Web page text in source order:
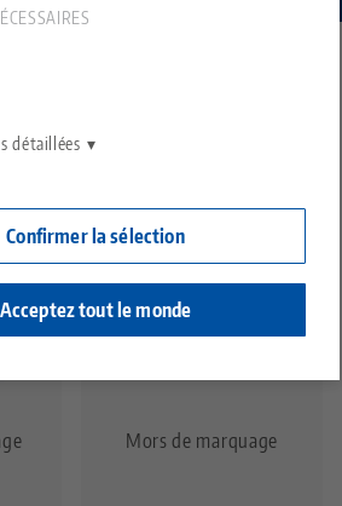
détaillées
Confirmer la sélection
Acceptez tout le monde
types de produits
Mors de marquage